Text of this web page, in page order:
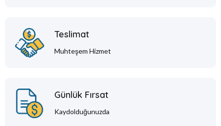
Teslimat
Muhteşem Hizmet
Günlük Fırsat
Kaydolduğunuzda